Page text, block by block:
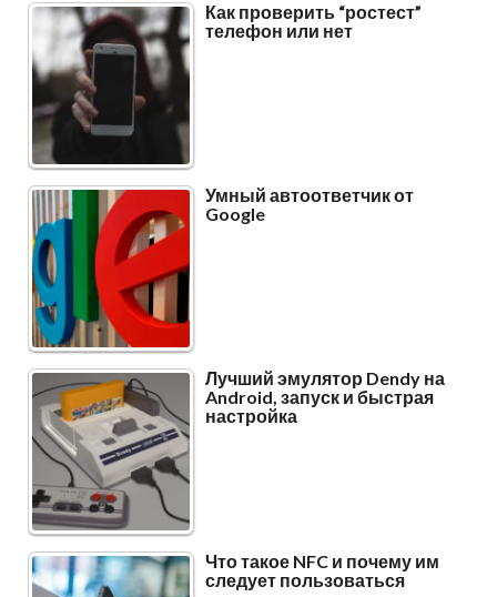
Как проверить “ростест”
телефон или нет
Умный автоответчик от
Google
Лучший эмулятор Dendy на
Android, запуск и быстрая
настройка
Что такое NFC и почему им
следует пользоваться